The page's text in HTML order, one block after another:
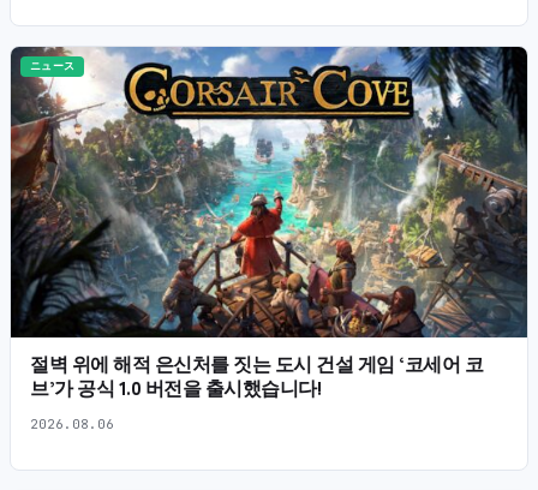
ニュース
절벽 위에 해적 은신처를 짓는 도시 건설 게임 ‘코세어 코
브’가 공식 1.0 버전을 출시했습니다!
2026.08.06